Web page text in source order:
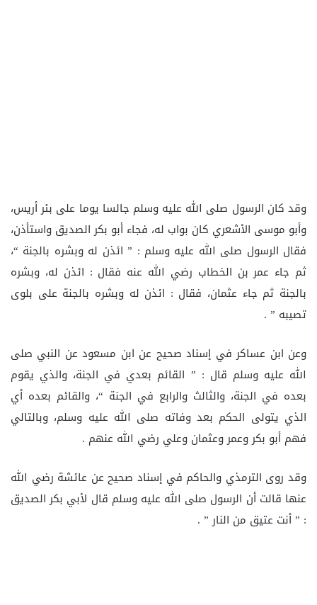
وقد كان الرسول صلى الله عليه وسلم جالسا يوما على بئر أريس،
وأبو موسى الأشعري كان بواب له، فجاء أبو بكر الصديق واستأذن،
فقال الرسول صلى الله عليه وسلم : ” ائذن له وبشره بالجنة “،
ثم جاء عمر بن الخطاب رضي الله عنه فقال : ائذن له، وبشره
بالجنة ثم جاء عثمان، فقال : ائذن له وبشره بالجنة على بلوى
تصيبه ” .
وعن ابن عساكر في إسناد صحيح عن ابن مسعود عن النبي صلى
الله عليه وسلم قال : ” القائم بعدي في الجنة، والذي يقوم
بعده في الجنة، والثالث والرابع في الجنة “، والقائم بعده أي
الذي يتولى الحكم بعد وفاته صلى الله عليه وسلم، وبالتالي
فهم أبو بكر وعمر وعثمان وعلي رضي الله عنهم .
وقد روى الترمذي والحاكم في إسناد صحيح عن عائشة رضي الله
عنها قالت أن الرسول صلى الله عليه وسلم قال لأبي بكر الصديق
: ” أنت عتيق من النار ” .